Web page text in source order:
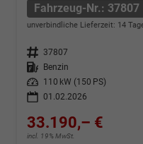
Fahrzeug-Nr.: 37807
unverbindliche Lieferzeit: 14
Fahrzeug-Nr. 37807
Kraftstoff Benzin
Leistung
110 kW (150 PS)
01.02.2026
33.190,– €
incl. 19% MwSt.